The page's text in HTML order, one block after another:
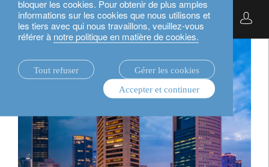
bloquer les cookies. Pour obtenir de plus amples
informations sur les cookies que nous utilisons et
les tiers avec qui nous travaillons, veuillez-vous
référer à notre politique en matière de cookies.
Tout refuser
Gérer les cookies
Accepter et continuer
Français